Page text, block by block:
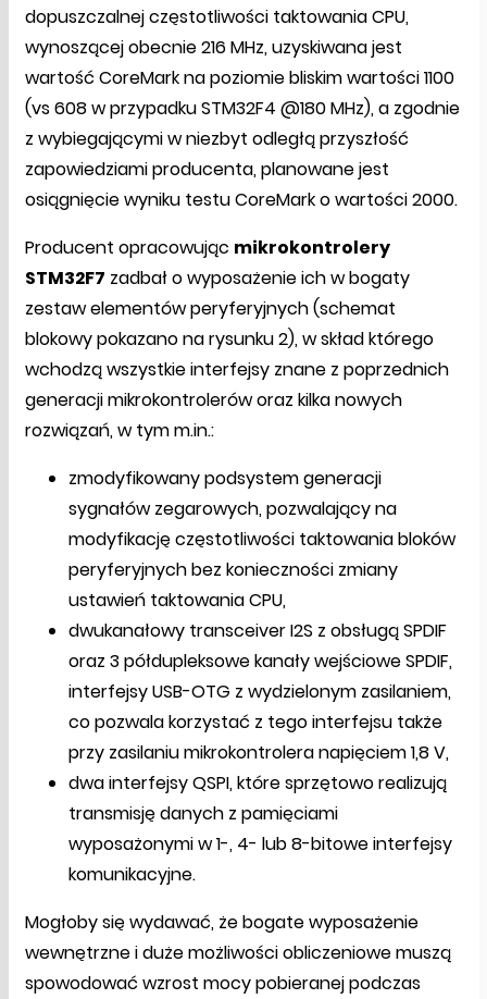
dopuszczalnej częstotliwości taktowania CPU,
wynoszącej obecnie 216 MHz, uzyskiwana jest
wartość CoreMark na poziomie bliskim wartości 1100
(vs 608 w przypadku STM32F4 @180 MHz), a zgodnie
z wybiegającymi w niezbyt odległą przyszłość
zapowiedziami producenta, planowane jest
osiągnięcie wyniku testu CoreMark o wartości 2000.
Producent opracowując mikrokontrolery
STM32F7 zadbał o wyposażenie ich w bogaty
zestaw elementów peryferyjnych (schemat
blokowy pokazano na rysunku 2), w skład którego
wchodzą wszystkie interfejsy znane z poprzednich
generacji mikrokontrolerów oraz kilka nowych
rozwiązań, w tym m.in.:
zmodyfikowany podsystem generacji
sygnałów zegarowych, pozwalający na
modyfikację częstotliwości taktowania bloków
peryferyjnych bez konieczności zmiany
ustawień taktowania CPU,
dwukanałowy transceiver I2S z obsługą SPDIF
oraz 3 półdupleksowe kanały wejściowe SPDIF,
interfejsy USB-OTG z wydzielonym zasilaniem,
co pozwala korzystać z tego interfejsu także
przy zasilaniu mikrokontrolera napięciem 1,8 V,
dwa interfejsy QSPI, które sprzętowo realizują
transmisję danych z pamięciami
wyposażonymi w 1-, 4- lub 8-bitowe interfejsy
komunikacyjne.
Mogłoby się wydawać, że bogate wyposażenie
wewnętrzne i duże możliwości obliczeniowe muszą
spowodować wzrost mocy pobieranej podczas